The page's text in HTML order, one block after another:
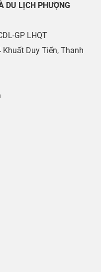
DU LỊCH PHƯỢNG
GP LHQT
Duy Tiến, Thanh